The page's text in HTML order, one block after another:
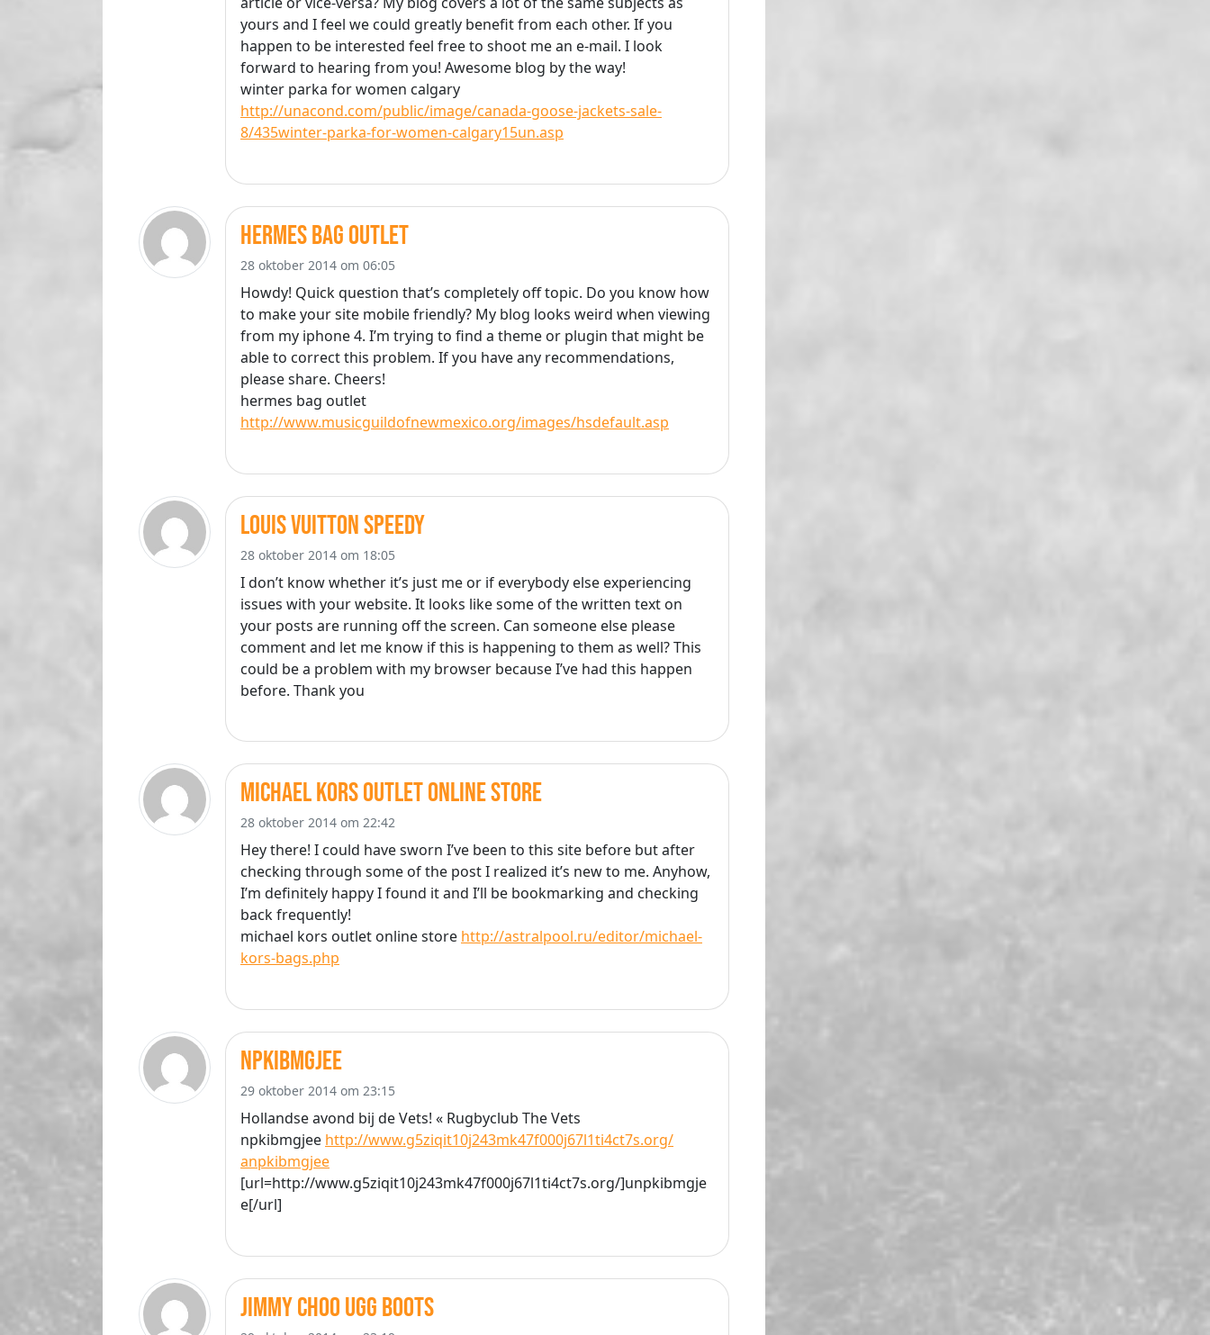
yours and I feel we could greatly benefit from each other. If you
happen to be interested feel free to shoot me an e-mail. I look
forward to hearing from you! Awesome blog by the way!
winter parka for women calgary
http://unacond.com/public/image/canada-goose-jackets-sale-
8/435winter-parka-for-women-calgary15un.asp
hermes bag outlet
28 oktober 2014 om 06:05
Howdy! Quick question that’s completely off topic. Do you know how
to make your site mobile friendly? My blog looks weird when viewing
from my iphone 4. I’m trying to find a theme or plugin that might be
able to correct this problem. If you have any recommendations,
please share. Cheers!
hermes bag outlet
http://www.musicguildofnewmexico.org/images/hsdefault.asp
louis vuitton speedy
28 oktober 2014 om 18:05
I don’t know whether it’s just me or if everybody else experiencing
issues with your website. It looks like some of the written text on
your posts are running off the screen. Can someone else please
comment and let me know if this is happening to them as well? This
could be a problem with my browser because I’ve had this happen
before. Thank you
michael kors outlet online store
28 oktober 2014 om 22:42
Hey there! I could have sworn I’ve been to this site before but after
checking through some of the post I realized it’s new to me. Anyhow,
I’m definitely happy I found it and I’ll be bookmarking and checking
back frequently!
michael kors outlet online store http://astralpool.ru/editor/michael-
kors-bags.php
npkibmgjee
29 oktober 2014 om 23:15
Hollandse avond bij de Vets! « Rugbyclub The Vets
npkibmgjee http://www.g5ziqit10j243mk47f000j67l1ti4ct7s.org/
anpkibmgjee
[url=http://www.g5ziqit10j243mk47f000j67l1ti4ct7s.org/]unpkibmgje
e[/url]
Jimmy Choo Ugg Boots